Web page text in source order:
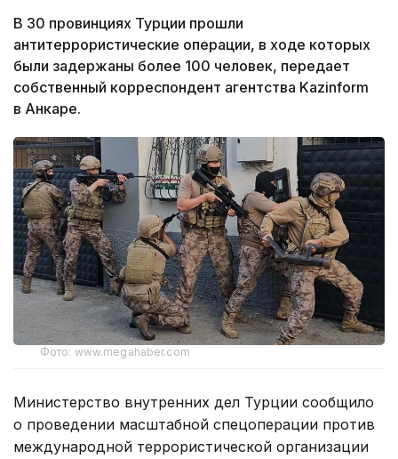
В 30 провинциях Турции прошли
антитеррористические операции, в ходе которых
были задержаны более 100 человек, передает
собственный корреспондент агентства Kazinform
в Анкаре.
Фото: www.megahaber.com
Министерство внутренних дел Турции сообщило
о проведении масштабной спецоперации против
международной террористической организации